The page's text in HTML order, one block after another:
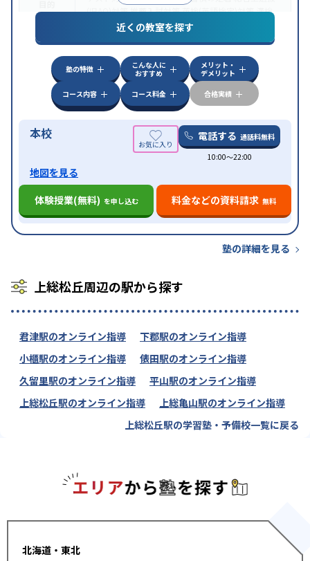
(旧AO)対策推薦入試対策英検(英語検定)対策漢検
(漢字検定)対策
中高一貫校生に対応成績保証制度あり授業の振替
可能不登校生に対応学習にPC・タブレットを利用
オンライン対応1科目から受講可能
近くの教室を探す
塾の特徴
こんな人に
おすすめ
メリット・
デメリット
コース内容
コース料金 合格実績
本校 電話する 通話料無料
10:00〜22:00
地図を見る
体験授業(無料) を申し込む 料金などの資料請求 無料
塾の詳細を見る
上総松丘周辺の駅から探す
君津駅のオンライン指導
下郡駅のオンライン指導
小櫃駅のオンライン指導
俵田駅のオンライン指導
久留里駅のオンライン指導
平山駅のオンライン指導
上総松丘駅のオンライン指導
上総亀山駅のオンライン指導
上総松丘駅の学習塾・予備校一覧に戻る
北海道・東北